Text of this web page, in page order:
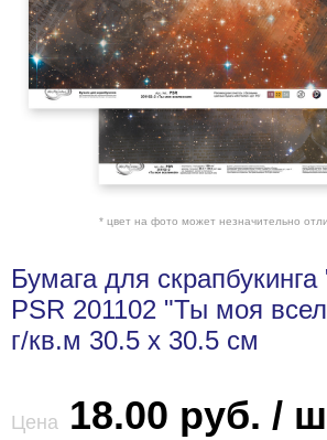
* цвет на фото может незначительно
Бумага для
PSR 201102 "Ты моя
г/кв.м 30.5 x 30.5 см
Цена 18.00 руб. /